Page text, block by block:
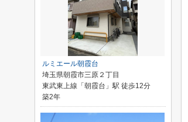
ルミエール朝霞台
埼玉県朝霞市三原２丁目
東武東上線「朝霞台」駅 徒歩12分
築2年